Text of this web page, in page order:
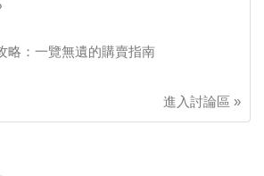
略：一覽無遺的購賣指南
進入討論區 »